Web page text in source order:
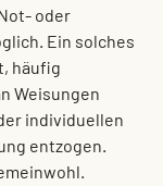
oder
Ein solches
häufig
Weisungen
individuellen
entzogen.